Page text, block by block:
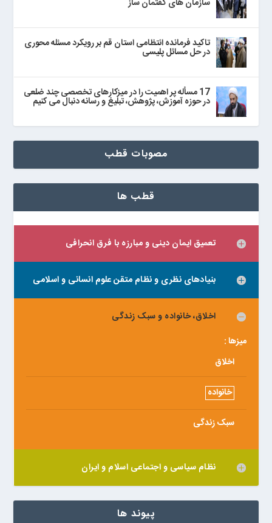
سازمان های گفتمان ساز
تاکید فرمانده انتظامی استان قم بر رویکرد مسئله محوری
در حل مسائل پلیسی
17 مسأله پر اهمیت را در میزکارهای تخصصی چند ضلعی
در حوزه آموزش، پژوهش، تبلیغ و رسانه دنبال می‌ کنیم
مصوبات قطب
قطب ها
تعمیق ایمان دینی و مبارزه با فرق انحرافی
بنیادهای نظری و نظام متقن علوم انسانی و اسلامی
اخلاق، خانواده و سبک زندگی
میزها :
اخلاق
خانواده
سبک زندگی
نظام سیاسی و اجتماعی اسلام و ایران
پیوند ها